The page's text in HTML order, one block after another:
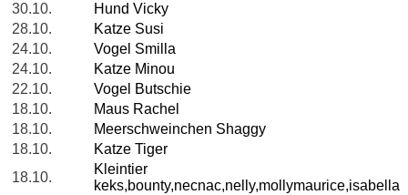
30.10.
Hund Vicky
28.10.
Katze Susi
24.10.
Vogel Smilla
24.10.
Katze Minou
22.10.
Vogel Butschie
18.10.
Maus Rachel
18.10.
Meerschweinchen Shaggy
18.10.
Katze Tiger
18.10.
Kleintier
keks,bounty,necnac,nelly,mollymaurice,isabella